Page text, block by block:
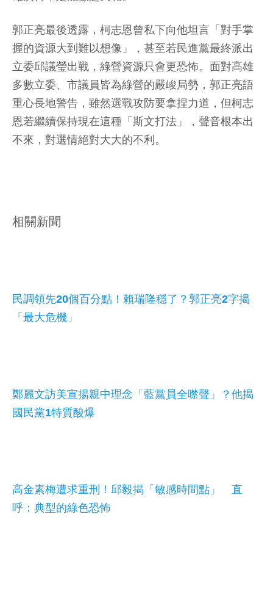
郭正亮最後透露，柯志恩曾私下向他坦言「對手掌
握的資源大到難以想像」，甚至若民進黨最終派出
立委邱議瑩出戰，綠營資源只會更恐怖。面對高雄
多數立委、市議員皆為綠營的嚴峻局勢，郭正亮語
重心長地警告，雖然選戰攻防要拿捏力道，但柯志
恩若繼續保持現在這種「斯文打法」，聲音根本出
不來，對選情絕對大大的不利。
相關新聞
民調領先20個百分點！賴瑞隆穩了？郭正亮2字揭
「最大危機」
鄭麗文訪美宣揚親中理念「藍黨員全噤聲」？他揭
國民黨1特質酸爆
高金素梅遭求重刑！邱毅揭「敏感時間點」 直
呼：典型的綠色恐怖